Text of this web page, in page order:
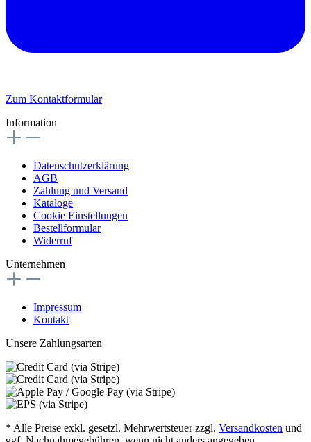
Zum Kontaktformular
Information
Datenschutzerklärung
AGB
Zahlung und Versand
Kataloge
Cookie Einstellungen
Bestellformular
Widerruf
Unternehmen
Impressum
Kontakt
Unsere Zahlungsarten
* Alle Preise exkl. gesetzl. Mehrwertsteuer zzgl. Versandkosten und